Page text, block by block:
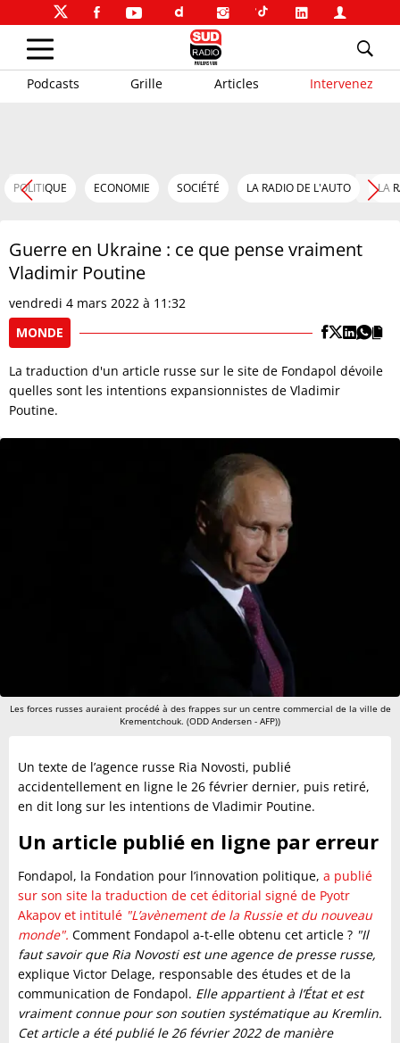
Podcasts Grille Articles Intervenez
POLITIQUE ECONOMIE SOCIÉTÉ LA RADIO DE L'AUTO LA
Guerre en Ukraine : ce que pense vraiment
Vladimir Poutine
vendredi 4 mars 2022 à 11:32
MONDE
La traduction d'un article russe sur le site de Fondapol dévoile
quelles sont les intentions expansionnistes de Vladimir
Poutine.
Les forces russes auraient procédé à des frappes sur un centre commercial de la ville de
Krementchouk. (ODD Andersen - AFP))
Un texte de l’agence russe Ria Novosti, publié
accidentellement en ligne le 26 février dernier, puis retiré,
en dit long sur les intentions de Vladimir Poutine.
Un article publié en ligne par erreur
Fondapol, la Fondation pour l’innovation politique, a publié
sur son site la traduction de cet éditorial signé de Pyotr
Akapov et intitulé "L’avènement de la Russie et du nouveau
monde". Comment Fondapol a-t-elle obtenu cet article ? "Il
faut savoir que Ria Novosti est une agence de presse russe,
explique Victor Delage, responsable des études et de la
communication de Fondapol. Elle appartient à l’État et est
vraiment connue pour son soutien systématique au Kremlin.
Cet article a été publié le 26 février 2022 de manière